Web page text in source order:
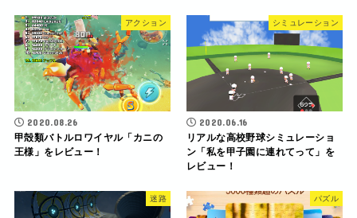
アクション
2020.08.26
甲殻類バトルロワイヤル「カニの
王様」をレビュー！
シミュレーション
2020.06.16
リアルな高校野球シミュレーショ
ン「私を甲子園に連れてって」を
レビュー！
迷路 パズル